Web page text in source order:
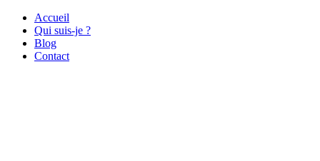
Accueil
Qui suis-je ?
Blog
Contact